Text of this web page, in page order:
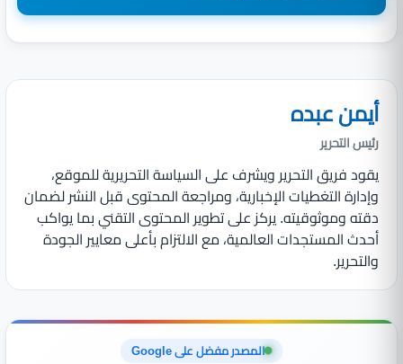
أيمن عبده
رئيس التحرير
يقود فريق التحرير ويشرف على السياسة التحريرية للموقع،
وإدارة التغطيات الإخبارية، ومراجعة المحتوى قبل النشر لضمان
دقته وموثوقيته. يركز على تطوير المحتوى التقني بما يواكب
أحدث المستجدات العالمية، مع الالتزام بأعلى معايير الجودة
والتحرير.
المصدر مفضل على Google